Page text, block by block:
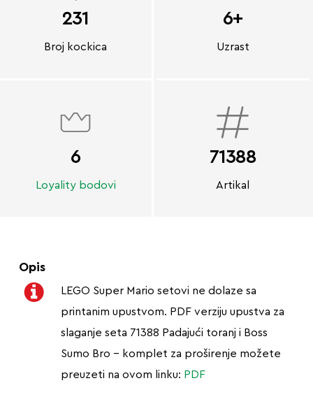
231
Broj kockica
6+
Uzrast
6
Loyality bodovi
71388
Artikal
Opis
LEGO Super Mario setovi ne dolaze sa
printanim upustvom. PDF verziju upustva za
slaganje seta 71388 Padajući toranj i Boss
Sumo Bro – komplet za proširenje možete
preuzeti na ovom linku: PDF